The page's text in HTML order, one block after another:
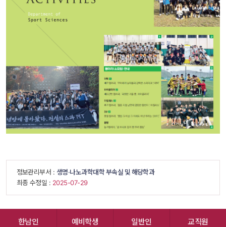
정보관리부서 : 생명·나노과학대학 부속실 및 해당학과
최종 수정일 : 2025-07-29
한남인 예비학생 일반인 교직원